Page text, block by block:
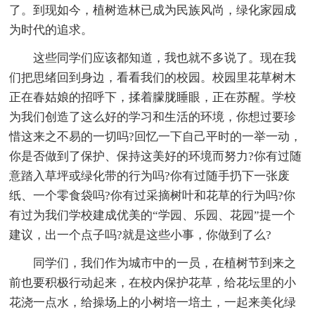
了。到现如今，植树造林已成为民族风尚，绿化家园成
为时代的追求。
这些同学们应该都知道，我也就不多说了。现在我
们把思绪回到身边，看看我们的校园。校园里花草树木
正在春姑娘的招呼下，揉着朦胧睡眼，正在苏醒。学校
为我们创造了这么好的学习和生活的环境，你想过要珍
惜这来之不易的一切吗?回忆一下自己平时的一举一动，
你是否做到了保护、保持这美好的环境而努力?你有过随
意踏入草坪或绿化带的行为吗?你有过随手扔下一张废
纸、一个零食袋吗?你有过采摘树叶和花草的行为吗?你
有过为我们学校建成优美的“学园、乐园、花园”提一个
建议，出一个点子吗?就是这些小事，你做到了么?
同学们，我们作为城市中的一员，在植树节到来之
前也要积极行动起来，在校内保护花草，给花坛里的小
花浇一点水，给操场上的小树培一培土，一起来美化绿